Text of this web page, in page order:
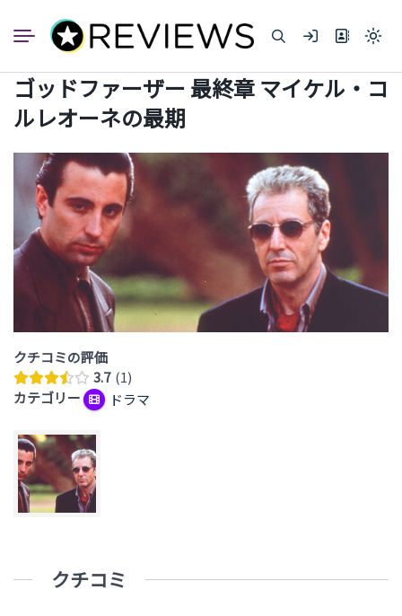
ン
ラ
ト
モ
リ
ド
ゴッドファーザー 最終章 マイケル・コ
ルレオーネの最期
クチコミの評価
3.7 1
カテゴリー
ドラマ
クチコミ